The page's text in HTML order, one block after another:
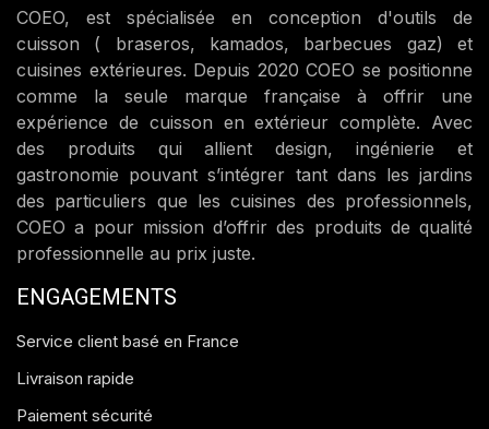
COEO, est spécialisée en conception d'outils de
cuisson ( braseros, kamados, barbecues gaz) et
cuisines extérieures. Depuis 2020 COEO se positionne
comme la seule marque française à offrir une
expérience de cuisson en extérieur complète. Avec
des produits qui allient design, ingénierie et
gastronomie pouvant s’intégrer tant dans les jardins
des particuliers que les cuisines des professionnels,
COEO a pour mission d’offrir des produits de qualité
professionnelle au prix juste.
ENGAGEMENTS
Service client basé en France
Livraison rapide
Paiement sécurité